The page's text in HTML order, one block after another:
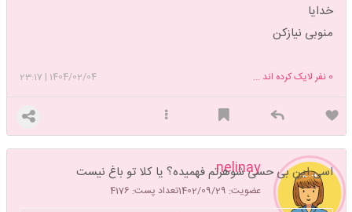
خدایا
منوبی نیازکن
1404/02/04
|
23:17 0 نفر لایک کرده اند ...
nelinay
عضویت: 1402/09/29 تعداد پست: 4176
اسی این بی حسی شوهرتم فهمیده؟ یا کلا تو باغ نیست